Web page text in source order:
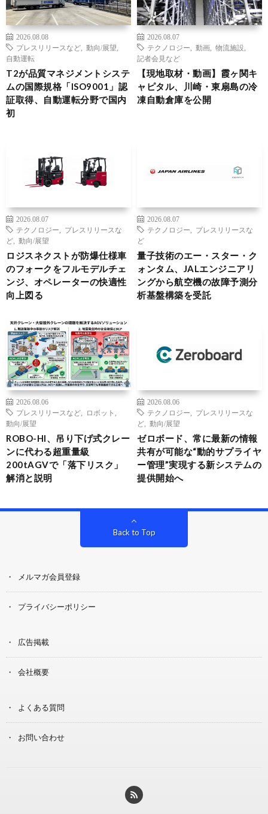
2026.08.08
プレスリリースなど
動向/展望
自動運転
T2が品質マネジメントシステ
ムの国際規格「ISO9001」認
証取得、自動運転分野で国内
初
2026.08.07
テクノロジー
動画 物流施設
記者会見など
【現地取材・動画】霞ヶ関キ
ャピタル、川崎・東扇島の冷
凍自動倉庫を公開
2026.08.07
テクノロジー
プレスリリースな
ど
動向/展望
ロジスネクストが防爆仕様車
のフォークをフルモデルチェ
ンジ、オペレーターの快適性
向上図る
2026.08.07
テクノロジー
プレスリリースな
ど
量子技術のエー・スター・ク
ォンタム、JALエンジニアリ
ングから航空機の故障予測分
析基盤構築を受託
2026.08.06
プレスリリースなど
ロボット
動向/展望
ROBO-HI、吊り下げ式クレー
ンに代わる超重量級
200tAGVで「落下リスク」
解消と説明
2026.08.06
テクノロジー
プレスリリースな
ど
動向/展望
ゼロボード、常に最新の情報
共有が可能な“動的サプライヤ
ー管理”実現する新システムの
提供開始へ
Back to Top
メルマガ会員登録
プライバシーポリシー
広告掲載
会社概要
よくある質問
お問い合わせ